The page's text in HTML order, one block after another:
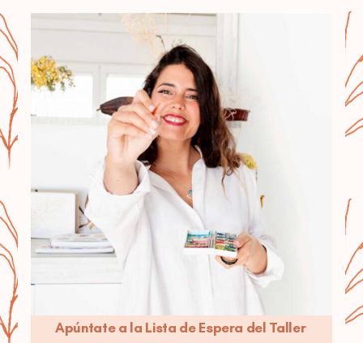
Apúntate a la Lista de Espera del Taller